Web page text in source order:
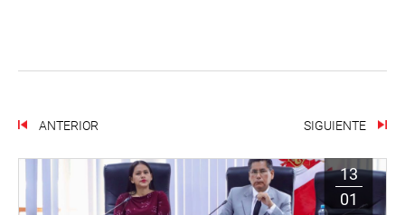
ANTERIOR SIGUIENTE
13
01